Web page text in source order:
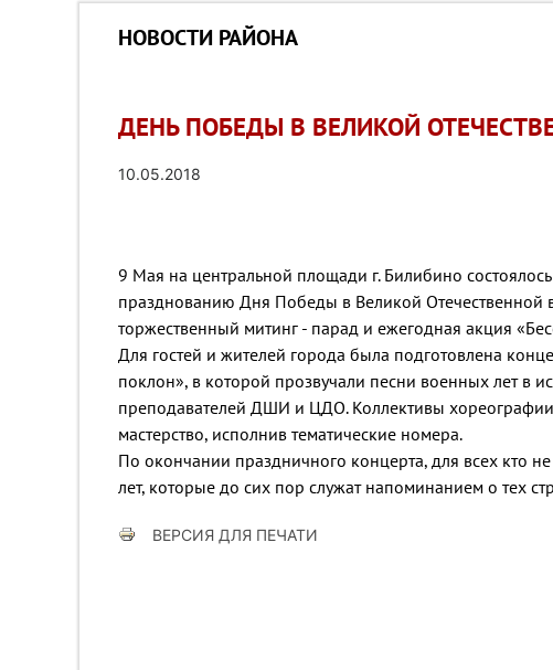
НОВОСТИ РАЙОНА
ДЕНЬ ПОБЕДЫ В ВЕЛИКОЙ
10.05.2018
9 Мая на центральной площади г. Билибино
празднованию Дня Победы в Великой Отечественной
торжественный митинг - парад и ежегодная акция
Для гостей и жителей города была подготовлена
поклон», в которой прозвучали песни военных лет в
преподавателей ДШИ и ЦДО. Коллективы хореографии
мастерство, исполнив тематические номера.
По окончании праздничного концерта, для всех кто
лет, которые до сих пор служат напоминанием о тех
ВЕРСИЯ ДЛЯ ПЕЧАТИ